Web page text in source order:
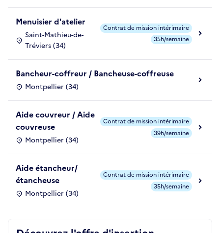
Menuisier d'atelier
Saint-Mathieu-de-
Tréviers (34)
Contrat de mission intérimaire
35h/semaine
Bancheur-coffreur / Bancheuse-coffreuse
Montpellier (34)
Aide couvreur / Aide
couvreuse
Montpellier (34)
Contrat de mission intérimaire
39h/semaine
Aide étancheur/
étancheuse
Montpellier (34)
Contrat de mission intérimaire
35h/semaine